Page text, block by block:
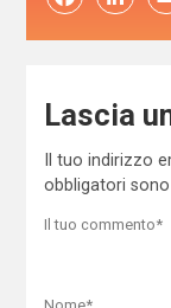
Lascia
Il tuo indirizzo
obbligatori